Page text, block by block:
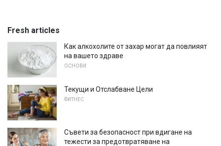
Fresh articles
Как алкохолите от захар могат да повлияят
на вашето здраве
ОСНОВИ
Текущи и Отслабване Цели
ФИТНЕС
Съвети за безопасност при вдигане на
тежести за предотвратяване на